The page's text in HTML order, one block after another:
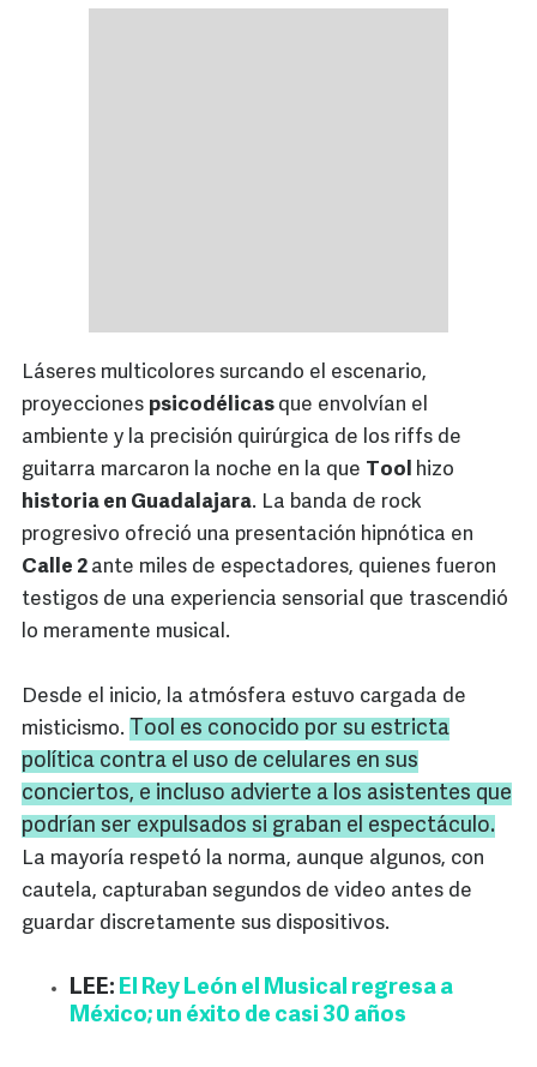
Láseres multicolores surcando el escenario,
proyecciones psicodélicas que envolvían el
ambiente y la precisión quirúrgica de los riffs de
guitarra marcaron la noche en la que Tool
hizo
historia en Guadalajara. La banda de rock
progresivo ofreció una presentación hipnótica en
Calle 2 ante miles de espectadores, quienes fueron
testigos de una experiencia sensorial que trascendió
lo meramente musical.
Desde el inicio, la atmósfera estuvo cargada de
misticismo. Tool es conocido por su estricta
política contra el uso de celulares en sus
conciertos, e incluso advierte a los asistentes que
podrían ser expulsados si graban el espectáculo.
La mayoría respetó la norma, aunque algunos, con
cautela, capturaban segundos de video antes de
guardar discretamente sus dispositivos.
LEE: El Rey León el Musical regresa a
México; un éxito de casi 30 años